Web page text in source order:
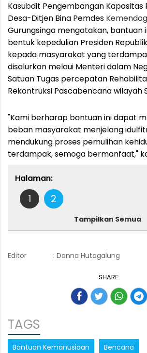
Kasubdit Pengembangan
Desa-Ditjen Bina Pemdes
Gurungsinga mengatakan, bantuan
bentuk kepedulian Presiden
kepada masyarakat yang
disalurkan melaui Menteri dalam
Satuan Tugas percepatan
Rekontruksi Pascabencana wilayah
"Kami berharap bantuan ini dapat
beban masyarakat menjelang
mendukung proses pemulihan
terdampak, semoga bermanfaat,"
Halaman:
1 2
Tampilkan Semua
Editor : Donna Hutagalung
SHARE:
TAGS
Bantuan Kemanusiaan Bencana